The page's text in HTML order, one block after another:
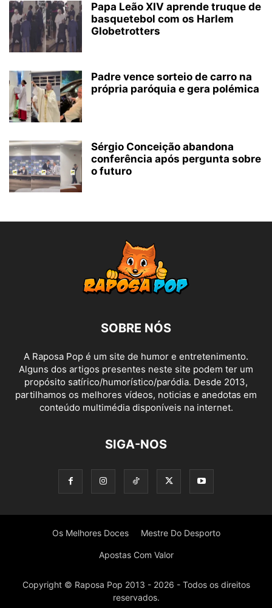
Papa Leão XIV aprende truque de
basquetebol com os Harlem
Globetrotters
Padre vence sorteio de carro na
própria paróquia e gera polémica
Sérgio Conceição abandona
conferência após pergunta sobre
o futuro
SOBRE NÓS
A Raposa Pop é um site de humor e entretenimento.
Alguns dos artigos presentes neste site podem ter um
propósito satírico/humorístico/paródia. Desde 2013,
partilhamos os melhores vídeos, noticias e anedotas em
conteúdo multimédia disponíveis na internet.
SIGA-NOS
Os Melhores Doces Mestre Do Desporto
Apostas Com Valor
Copyright © Raposa Pop 2013 - 2026 - Todos os direitos
reservados.